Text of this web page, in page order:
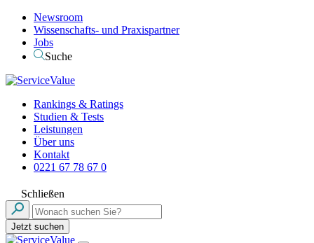
Newsroom
Wissenschafts- und Praxispartner
Jobs
Suche
Rankings & Ratings
Studien & Tests
Leistungen
Über uns
Kontakt
0221 67 78 67 0
Schließen
Jetzt suchen